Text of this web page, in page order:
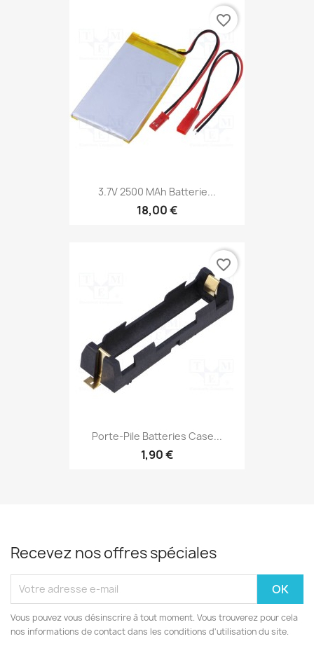
3.7V 2500 MAh Batterie...
18,00 €
favorite_border
Porte-Pile Batteries Case...
1,90 €
favorite_border
Recevez nos offres spéciales
Vous pouvez vous désinscrire à tout moment. Vous trouverez pour cela
nos informations de contact dans les conditions d'utilisation du site.